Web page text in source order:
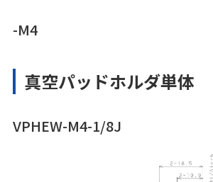
-M4
真空パッドホルダ単体
VPHEW-M4-1/8J